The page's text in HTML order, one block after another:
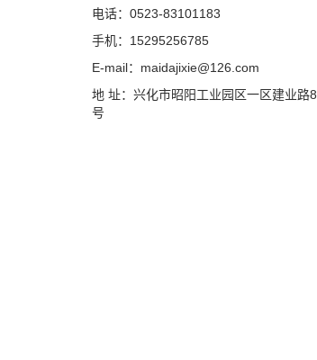
电话：0523-83101183
手机：15295256785
E-mail：maidajixie@126.com
地 址：兴化市昭阳工业园区一区建业路8
号